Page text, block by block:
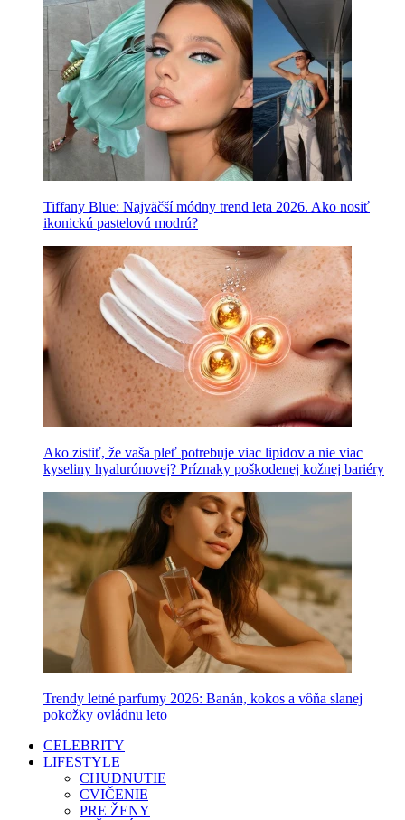
Tiffany Blue: Najväčší módny trend leta 2026. Ako nosiť
ikonickú pastelovú modrú?
Ako zistiť, že vaša pleť potrebuje viac lipidov a nie viac
kyseliny hyalurónovej? Príznaky poškodenej kožnej bariéry
Trendy letné parfumy 2026: Banán, kokos a vôňa slanej
pokožky ovládnu leto
CELEBRITY
LIFESTYLE
CHUDNUTIE
CVIČENIE
PRE ŽENY